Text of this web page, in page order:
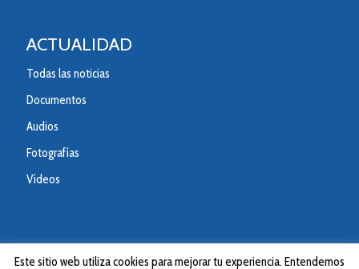
ACTUALIDAD
Todas las noticias
Documentos
Audios
Fotografías
Vídeos
Este sitio web utiliza cookies para mejorar tu experiencia. Entendemos